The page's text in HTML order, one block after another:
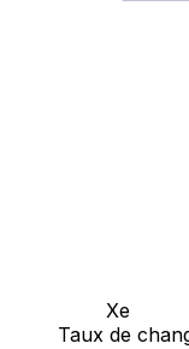
Xe
Taux de